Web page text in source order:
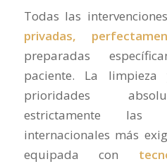
Todas las
privadas,
preparadas
paciente. La
prioridades
estrictamente las
internacionales más
equipada con